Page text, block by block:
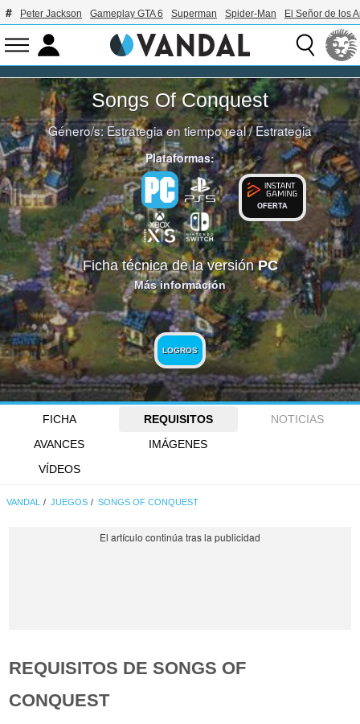
Peter Jackson Gameplay GTA 6 Superman Spider-Man El Señor de los
Songs Of Conquest
Género/s:Estrategia en tiempo real/Estrategia
Plataformas:
OFERTA
Ficha técnica de la versiónPC
Más información
LOGROS
FICHA REQUISITOS
NOTICIAS
AVANCES
IMÁGENES
VÍDEOS
VANDAL JUEGOS SONGS OF CONQUEST
REQUISITOS DE SONGS OF
CONQUEST